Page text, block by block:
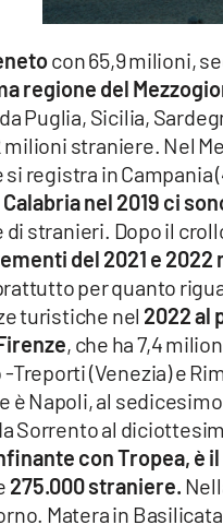
con 65,9 milioni,
regione del
Puglia, Sicilia,
milioni straniere. Nel
registra in Campania
Calabria nel 2019 ci
stranieri. Dopo il
del 2021 e 2022
per quanto
turistiche nel 2022 al
, che ha 7,4
Treporti (Venezia) e
Napoli, al
Sorrento al
con Tropea, è
275.000 straniere.
Matera in